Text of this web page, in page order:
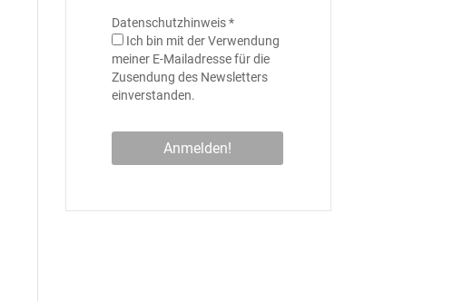
Datenschutzhinweis*
Ich bin mit der Verwendung
meiner E-Mailadresse für die
Zusendung des Newsletters
einverstanden.